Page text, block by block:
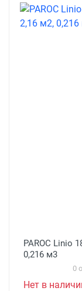
PAROC Linio
0,216 м3
0
Нет в